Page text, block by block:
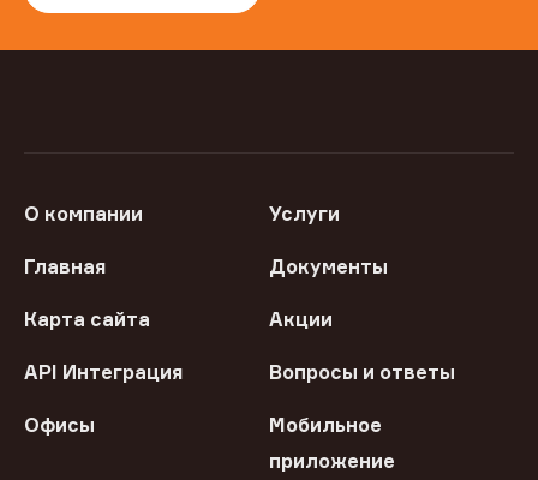
О компании Услуги
Главная Документы
Карта сайта Акции
API Интеграция Вопросы и ответы
Офисы
Мобильное
приложение